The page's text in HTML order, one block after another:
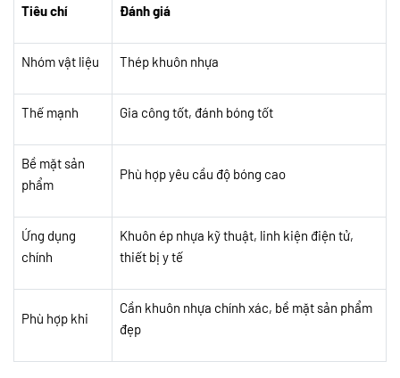
Tiêu chí Đánh giá
Nhóm vật liệu Thép khuôn nhựa
Thế mạnh Gia công tốt, đánh bóng tốt
Bề mặt sản
phẩm
Phù hợp yêu cầu độ bóng cao
Ứng dụng
chính
Khuôn ép nhựa kỹ thuật, linh kiện điện tử,
thiết bị y tế
Phù hợp khi
Cần khuôn nhựa chính xác, bề mặt sản phẩm
đẹp